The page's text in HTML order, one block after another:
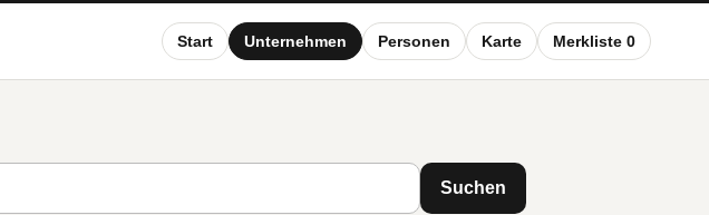
Start Unternehmen Personen Karte Merkliste 0
Suchen